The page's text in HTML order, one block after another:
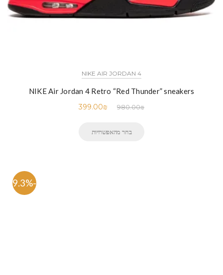
NIKE AIR JORDAN 4
NIKE Air Jordan 4 Retro “Red Thunder” sneakers
980.00₪
399.00₪
בחר מהאפשרויות
-59.3%